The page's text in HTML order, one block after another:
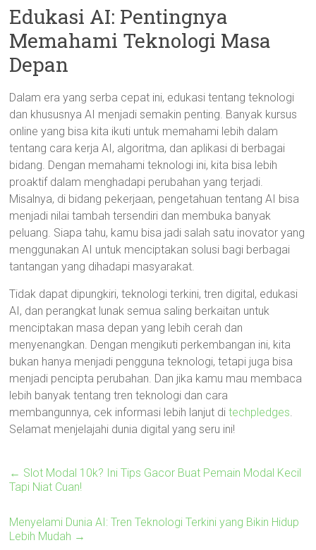
Edukasi AI: Pentingnya
Memahami Teknologi Masa
Depan
Dalam era yang serba cepat ini, edukasi tentang teknologi
dan khususnya AI menjadi semakin penting. Banyak kursus
online yang bisa kita ikuti untuk memahami lebih dalam
tentang cara kerja AI, algoritma, dan aplikasi di berbagai
bidang. Dengan memahami teknologi ini, kita bisa lebih
proaktif dalam menghadapi perubahan yang terjadi.
Misalnya, di bidang pekerjaan, pengetahuan tentang AI bisa
menjadi nilai tambah tersendiri dan membuka banyak
peluang. Siapa tahu, kamu bisa jadi salah satu inovator yang
menggunakan AI untuk menciptakan solusi bagi berbagai
tantangan yang dihadapi masyarakat.
Tidak dapat dipungkiri, teknologi terkini, tren digital, edukasi
AI, dan perangkat lunak semua saling berkaitan untuk
menciptakan masa depan yang lebih cerah dan
menyenangkan. Dengan mengikuti perkembangan ini, kita
bukan hanya menjadi pengguna teknologi, tetapi juga bisa
menjadi pencipta perubahan. Dan jika kamu mau membaca
lebih banyak tentang tren teknologi dan cara
membangunnya, cek informasi lebih lanjut ditechpledges.
Selamat menjelajahi dunia digital yang seru ini!
← Slot Modal 10k? Ini Tips Gacor Buat Pemain Modal Kecil
Tapi Niat Cuan!
Menyelami Dunia AI: Tren Teknologi Terkini yang Bikin Hidup
Lebih Mudah →